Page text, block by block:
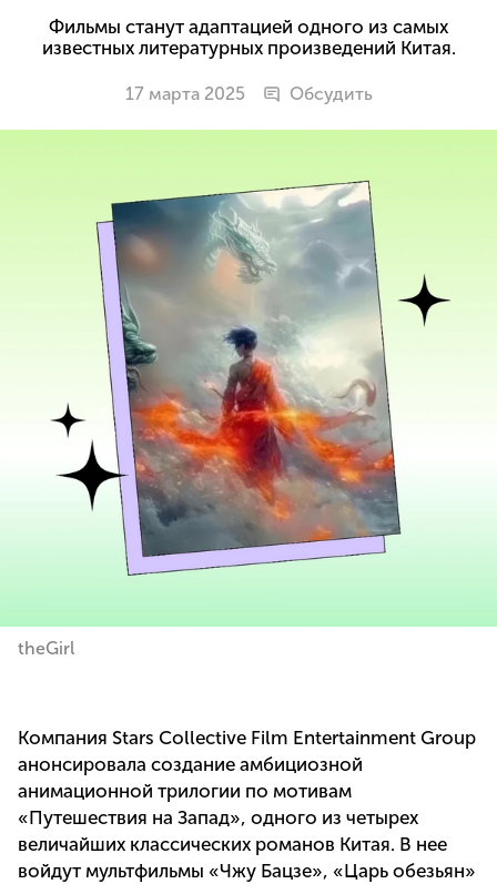
Фильмы станут адаптацией одного из самых
известных литературных произведений Китая.
17 марта 2025 Обсудить
theGirl
Компания Stars Collective Film Entertainment Group
анонсировала создание амбициозной
анимационной трилогии по мотивам
«Путешествия на Запад», одного из четырех
величайших классических романов Китая. В нее
войдут мультфильмы «Чжу Бацзе», «Царь обезьян»